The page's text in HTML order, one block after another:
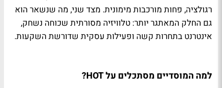
רגולציה, פחות מורכבות מימונית. מצד שני, מה שנשאר הוא
גם החלק המאתגר יותר: טלוויזיה מסורתית שכוחה נשחק,
אינטרנט בתחרות קשה ופעילות עסקית שדורשת השקעות.
למה המוסדיים מסתכלים עלHOT
?